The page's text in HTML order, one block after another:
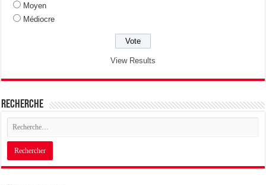
Moyen
Médiocre
View Results
Recherche